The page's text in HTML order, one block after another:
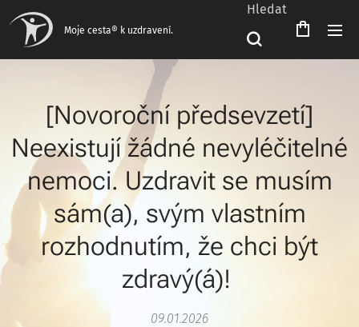
Moje cesta® k uzdravení.
Hledat
[Novoroční předsevzetí]
Neexistují žádné nevyléčitelné
nemoci. Uzdravit se musím
sám(a), svým vlastním
rozhodnutím, že chci být
zdravý(á)!
09.01.2026
Čeština‎